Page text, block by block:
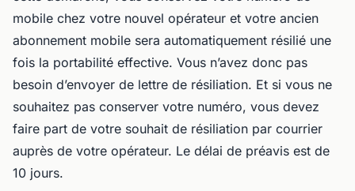
mobile chez votre nouvel opérateur et votre ancien
abonnement mobile sera automatiquement résilié une
fois la portabilité effective. Vous n’avez donc pas
besoin d’envoyer de lettre de résiliation. Et si vous ne
souhaitez pas conserver votre numéro, vous devez
faire part de votre souhait de résiliation par courrier
auprès de votre opérateur. Le délai de préavis est de
10 jours.